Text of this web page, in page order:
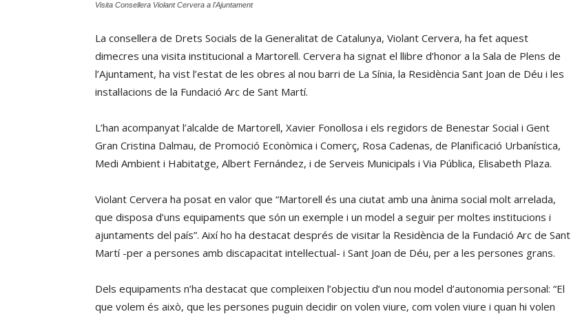
Visita Consellera Violant Cervera a l'Ajuntament
La consellera de Drets Socials de la Generalitat de Catalunya, Violant Cervera, ha fet aquest
dimecres una visita institucional a Martorell. Cervera ha signat el llibre d’honor a la Sala de Plens de
l’Ajuntament, ha vist l’estat de les obres al nou barri de La Sínia, la Residència Sant Joan de Déu i les
instal·lacions de la Fundació Arc de Sant Martí.
L’han acompanyat l’alcalde de Martorell, Xavier Fonollosa i els regidors de Benestar Social i Gent
Gran Cristina Dalmau, de Promoció Econòmica i Comerç, Rosa Cadenas, de Planificació Urbanística,
Medi Ambient i Habitatge, Albert Fernández, i de Serveis Municipals i Via Pública, Elisabeth Plaza.
Violant Cervera ha posat en valor que “Martorell és una ciutat amb una ànima social molt arrelada,
que disposa d’uns equipaments que són un exemple i un model a seguir per moltes institucions i
ajuntaments del país”. Així ho ha destacat després de visitar la Residència de la Fundació Arc de Sant
Martí -per a persones amb discapacitat intel·lectual- i Sant Joan de Déu, per a les persones grans.
Dels equipaments n’ha destacat que compleixen l’objectiu d’un nou model d’autonomia personal: “El
que volem és això, que les persones puguin decidir on volen viure, com volen viure i quan hi volen